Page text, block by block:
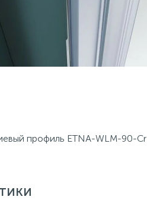
профиль ETNA-WLM-90-Cr